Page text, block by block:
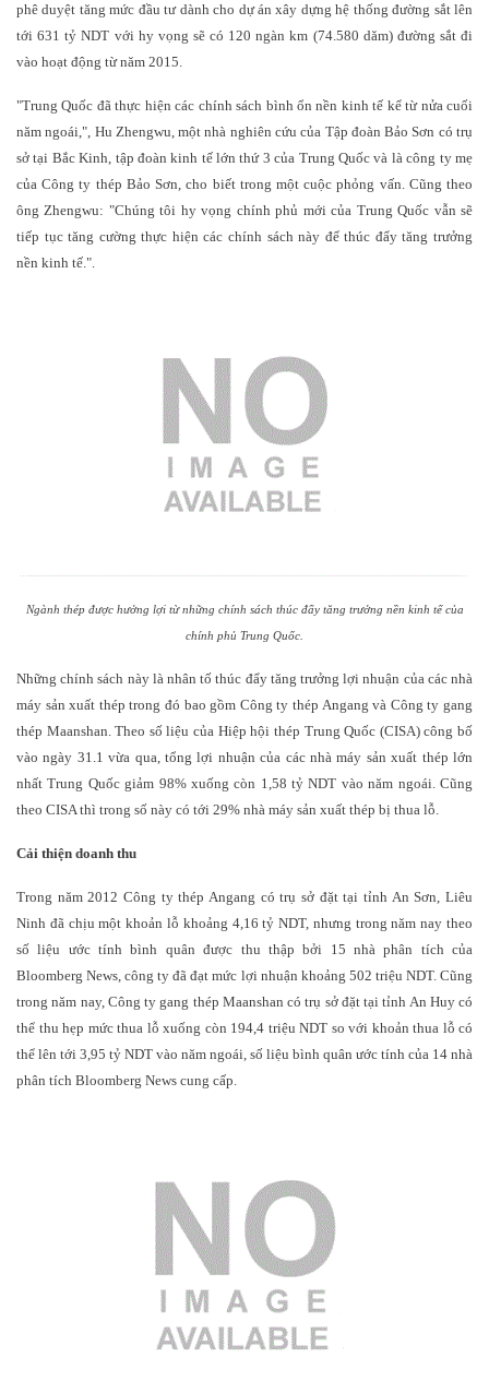
phê duyệt tăng mức đầu tư dành cho dự án xây dựng hệ thống đường sắt lên
tới 631 tỷ NDT với hy vọng sẽ có 120 ngàn km (74.580 dăm) đường sắt đi
vào hoạt động từ năm 2015.
"Trung Quốc đã thực hiện các chính sách bình ổn nền kinh tế kể từ nửa cuối
năm ngoái,", Hu Zhengwu, một nhà nghiên cứu của Tập đoàn Bảo Sơn có trụ
sở tại Bắc Kinh, tập đoàn kinh tế lớn thứ 3 của Trung Quốc và là công ty mẹ
của Công ty thép Bảo Sơn, cho biết trong một cuộc phỏng vấn. Cũng theo
ông Zhengwu: "Chúng tôi hy vọng chính phủ mới của Trung Quốc vẫn sẽ
tiếp tục tăng cường thực hiện các chính sách này để thúc đẩy tăng trưởng
nền kinh tế.".
Ngành thép được hưởng lợi từ những chính sách thúc đẩy tăng trưởng nền kinh tế của
chính phủ Trung Quốc.
Những chính sách này là nhân tố thúc đẩy tăng trưởng lợi nhuận của các nhà
máy sản xuất thép trong đó bao gồm Công ty thép Angang và Công ty gang
thép Maanshan. Theo số liệu của Hiệp hội thép Trung Quốc (CISA) công bố
vào ngày 31.1 vừa qua, tổng lợi nhuận của các nhà máy sản xuất thép lớn
nhất Trung Quốc giảm 98% xuống còn 1,58 tỷ NDT vào năm ngoái. Cũng
theo CISA thì trong số này có tới 29% nhà máy sản xuất thép bị thua lỗ.
Cải thiện doanh thu
Trong năm 2012 Công ty thép Angang có trụ sở đặt tại tỉnh An Sơn, Liêu
Ninh đã chịu một khoản lỗ khoảng 4,16 tỷ NDT, nhưng trong năm nay theo
số liệu ước tính bình quân được thu thập bởi 15 nhà phân tích của
Bloomberg News, công ty đã đạt mức lợi nhuận khoảng 502 triệu NDT. Cũng
trong năm nay, Công ty gang thép Maanshan có trụ sở đặt tại tỉnh An Huy có
thể thu hẹp mức thua lỗ xuống còn 194,4 triệu NDT so với khoản thua lỗ có
thể lên tới 3,95 tỷ NDT vào năm ngoái, số liệu bình quân ước tính của 14 nhà
phân tích Bloomberg News cung cấp.